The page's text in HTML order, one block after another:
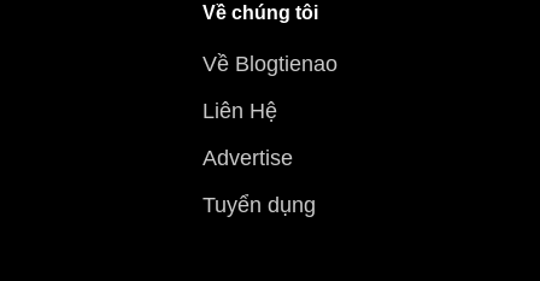
Về chúng tôi
Về Blogtienao
Liên Hệ
Advertise
Tuyển dụng